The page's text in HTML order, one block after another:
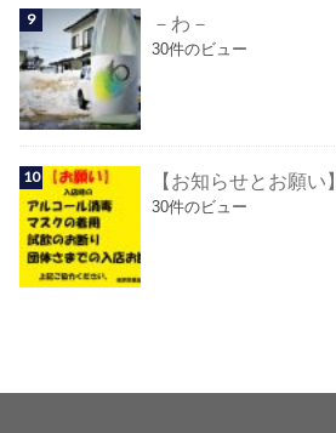
－わ－
30件のビュー
【お知らせとお願い】
30件のビュー